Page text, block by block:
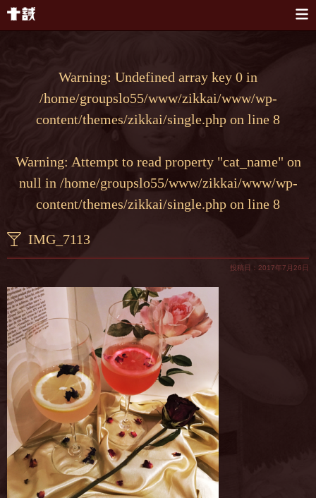
Warning: Undefined array key 0 in
/home/groupslo55/www/zikkai/www/wp-
content/themes/zikkai/single.php on line 8
Warning: Attempt to read property "cat_name" on
null in /home/groupslo55/www/zikkai/www/wp-
content/themes/zikkai/single.php on line 8
IMG_7113
投稿日：2017年7月26日